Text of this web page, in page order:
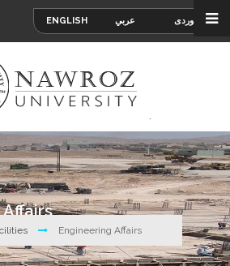
ENGLISH عربي کوردی
Engineering Affairs